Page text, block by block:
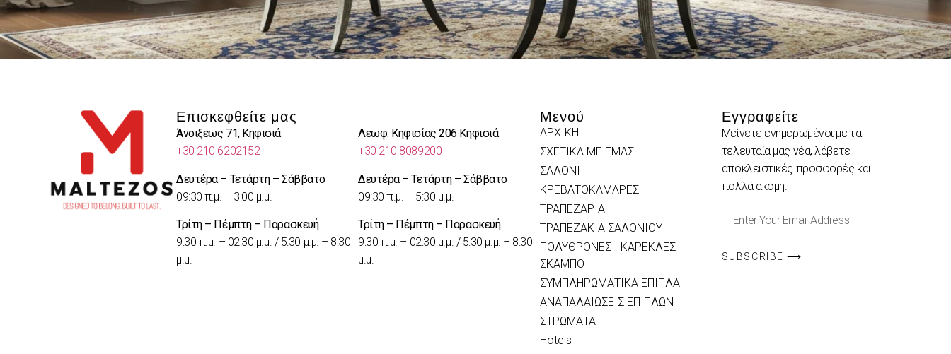
Επισκεφθείτε μας
Άνοιξεως 71, Κηφισιά
+30 210 6202152
Δευτέρα – Τετάρτη – Σάββατο
09:30 π.μ. – 3:00 μ.μ.
Τρίτη – Πέμπτη – Παρασκευή
9:30 π.μ. – 02:30 μ.μ. / 5:30 μ.μ. – 8:30
μ.μ.
Λεωφ. Κηφισίας 206 Κηφισιά
+30 210 8089200
Δευτέρα – Τετάρτη – Σάββατο
09:30 π.μ. – 5:30 μ.μ.
Τρίτη – Πέμπτη – Παρασκευή
9:30 π.μ. – 02:30 μ.μ. / 5:30 μ.μ. – 8:30
μ.μ.
Μενού
ΑΡΧΙΚΗ
ΣΧΕΤΙΚΑ ΜΕ ΕΜΑΣ
ΣΑΛΟΝΙ
ΚΡΕΒΑΤΟΚΑΜΑΡΕΣ
ΤΡΑΠΕΖΑΡΙΑ
ΤΡΑΠΕΖΑΚΙΑ ΣΑΛΟΝΙΟΥ
ΠΟΛΥΘΡΟΝΕΣ - ΚΑΡΕΚΛΕΣ -
ΣΚΑΜΠΟ
ΣΥΜΠΛΗΡΩΜΑΤΙΚΑ ΕΠΙΠΛΑ
ΑΝΑΠΑΛΑΙΩΣΕΙΣ ΕΠΙΠΛΩΝ
ΣΤΡΩΜΑΤΑ
Hotels
Εγγραφείτε
Μείνετε ενημερωμένοι με τα
τελευταία μας νέα, λάβετε
αποκλειστικές προσφορές και
πολλά ακόμη.
SUBSCRIBE ⟶